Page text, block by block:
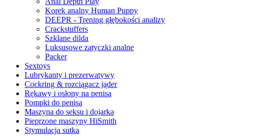
Korek analny Human Puppy
DEEPR - Trening głębokości analizy
Crackstuffers
Szklane dilda
Luksusowe zatyczki analne
Packer
Sextoys
Lubrykanty i prezerwatywy
Cockring & rozciągacz jąder
Rękawy i osłony na penisa
Pompki do penisa
Maszyna do seksu i dojarka
Pieprzone maszyny HiSmith
Stymulacja sutka